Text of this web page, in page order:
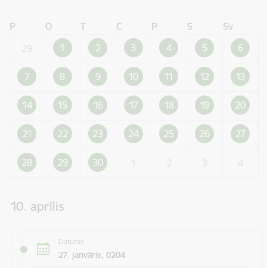
P O T C P S
Sv
1 2 3 4 5 6
7 8 9 10 11 12 13
14 15 16 17 18 19 20
21 22 23 24 25 26 27
28 29 30
10. aprīlis
Datums
27. janvāris, 0204